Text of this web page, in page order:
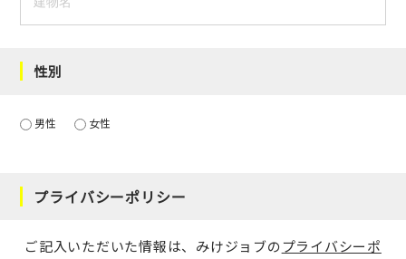
性別
男性 女性
プライバシーポリシー
ご記入いただいた情報は、みけジョブのプライバシーポ